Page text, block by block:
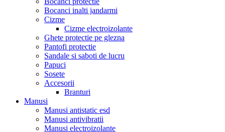
Bocanci inalti jandarmi
Cizme
Cizme electroizolante
Ghete protectie pe glezna
Pantofi protectie
Sandale si saboti de lucru
Papuci
Sosete
Accesorii
Branturi
Manusi
Manusi antistatic esd
Manusi antivibratii
Manusi electroizolante